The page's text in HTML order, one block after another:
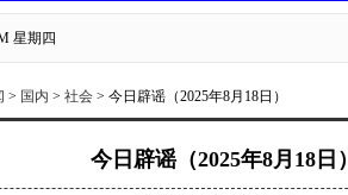
星期四
> 国内 > 社会 > 今日辟谣（2025年8月18日）
今日辟谣（2025年8月18日）